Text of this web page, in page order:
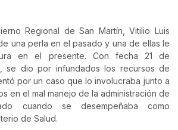
Regional de San Martín, Vitilio Luis
una perla en el pasado y una de ellas le
en el presente. Con fecha 21 de
se dio por infundados los recursos de
por un caso que lo involucraba junto a
en el mal manejo de la administración de
cuando se desempeñaba como
de Salud.